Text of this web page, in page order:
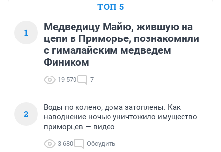
ТОП 5
1
Медведицу Майю, жившую на
цепи в Приморье, познакомили
с гималайским медведем
Фиником
19 570 7
2
Воды по колено, дома затоплены. Как
наводнение ночью уничтожило имущество
приморцев — видео
3 680 Обсудить